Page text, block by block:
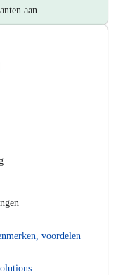
aan.
voordelen